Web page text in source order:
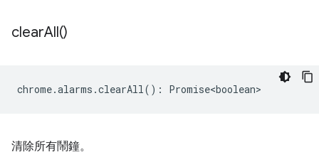
clearAll()
chrome.alarms .clearAll() : Promise<boolean>
清除所有鬧鐘。